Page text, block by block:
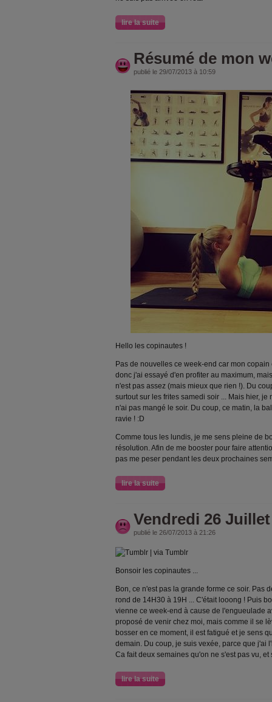
lire la suite
Résumé de mon
publié le 29/07/2013 à 10:59
Hello les copinautes !
Pas de nouvelles ce week-end car mon
donc j'ai essayé d'en profiter au maximum,
n'est pas assez (mais mieux que rien !). Du
surtout sur les frites samedi soir ... Mais hier,
n'ai pas mangé le soir. Du coup, ce matin, la
ravie ! :D
Comme tous les lundis, je me sens pleine de
résolution. Afin de me booster pour faire
pas me peser pendant les deux prochaines
lire la suite
Vendredi 26 Juillet
publié le 26/07/2013 à 21:26
Bonsoir les copinautes ...
Bon, ce n'est pas la grande forme ce soir. Pas
rond de 14H30 à 19H ... C'était looong ! Puis
vienne ce week-end à cause de l'engueulade
proposé de venir chez moi, mais comme il se
bosser en ce moment, il est fatigué et je sens
demain. Du coup, je suis vexée, parce que j'ai
Ca fait deux semaines qu'on ne s'est pas vu, et
lire la suite